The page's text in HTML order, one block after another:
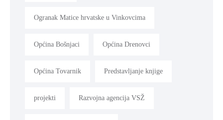
Ogranak Matice hrvatske u Vinkovcima
Općina Bošnjaci Općina Drenovci
Općina Tovarnik Predstavljanje knjige
projekti Razvojna agencija VSŽ